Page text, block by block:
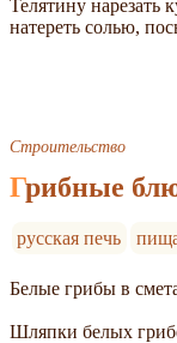
Телятину нарезать
натереть солью,
Строительство
Грибные
русская печь
Белые грибы в
Шляпки белых